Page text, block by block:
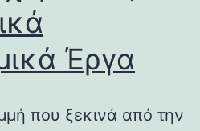
Έργα
που ξεκινά από την